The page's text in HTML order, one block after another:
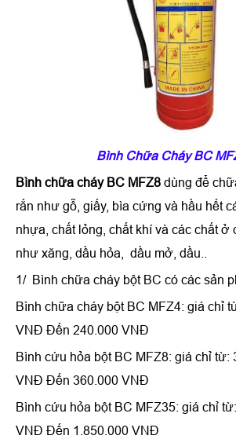
Bình Chữa Cháy BC
Bình chữa cháy BC MFZ8 dùng để
rắn như gỗ, giấy, bìa cứng và hầu hết
nhựa, chất lỏng, chất khí và các chất ở
như xăng, dầu hỏa, dầu mở, dầu..
1/ Bình chữa cháy bột BC có các sản
Bình chữa cháy bột BC MFZ4: giá chỉ
VNĐ Đến 240.000 VNĐ
Bình cứu hỏa bột BC MFZ8: giá chỉ từ:
VNĐ Đến 360.000 VNĐ
Bình cứu hỏa bột BC MFZ35: giá chỉ
VNĐ Đến 1.850.000 VNĐ